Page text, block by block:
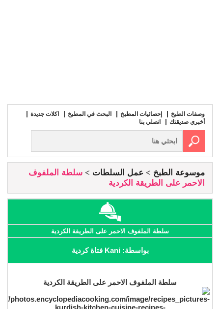
وصفات الطبخ إحصائيات المطبخ البحث في المطبخ
اكلات جديدة
أخبري صديقتك
اتصلي بنا
موسوعة الطبخ عمل السلطات
سلطة الملفوف
الاحمر على الطريقة الكردية
سلطة الملفوف الاحمر على الطريقة الكردية
بواسطة: Kani فتاة كردية
سلطة الملفوف الاحمر على الطريقة الكردية